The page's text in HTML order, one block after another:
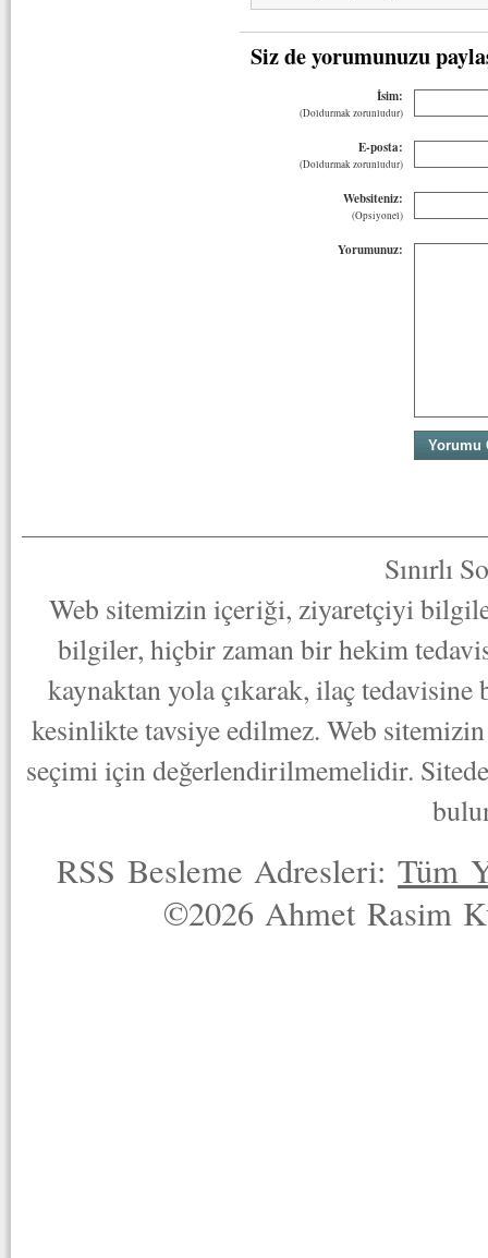
Siz de yorumunuzu
İsim:
(Doldurmak zorunludur)
E-posta:
(Doldurmak zorunludur)
Websiteniz:
(Opsiyonel)
Yorumunuz:
Sınırlı
Web sitemizin içeriği, ziyaretçiyi
bilgiler, hiçbir zaman bir hekim
kaynaktan yola çıkarak, ilaç
kesinlikte tavsiye edilmez. Web
seçimi için değerlendirilmemelidir.
RSS Besleme Adresleri:Tüm
©2026 Ahmet Rasim